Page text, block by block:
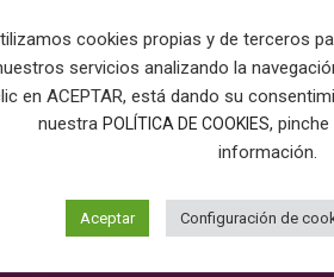
cookies propias y de terceros
servicios analizando la
en ACEPTAR, está dando su
nuestra POLÍTICA DE COOKIES,
información.
Aceptar Configuración de